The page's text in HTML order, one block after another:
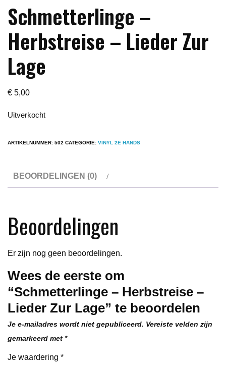
Schmetterlinge –
Herbstreise – Lieder Zur
Lage
€ 5,00
Uitverkocht
ARTIKELNUMMER: 502 CATEGORIE: VINYL 2E HANDS
BEOORDELINGEN (0)
Beoordelingen
Er zijn nog geen beoordelingen.
Wees de eerste om
“Schmetterlinge – Herbstreise –
Lieder Zur Lage” te beoordelen
Je e-mailadres wordt niet gepubliceerd. Vereiste velden zijn
gemarkeerd met *
Je waardering *